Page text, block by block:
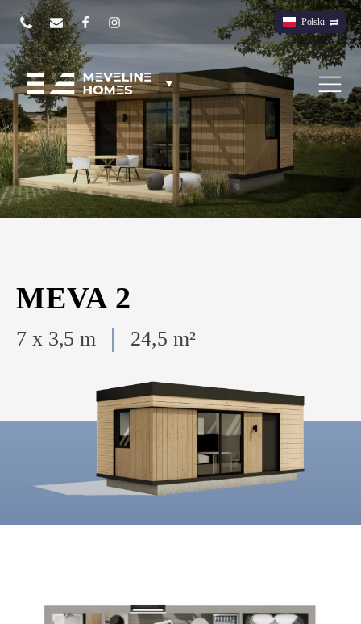
Polski
▼
MEVA 2
7 x 3,5 m 24,5 m²